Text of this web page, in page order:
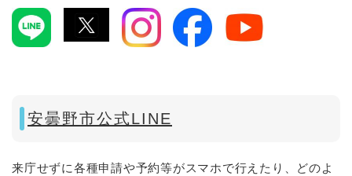
安曇野市公式LINE
来庁せずに各種申請や予約等がスマホで行えたり、どのよ